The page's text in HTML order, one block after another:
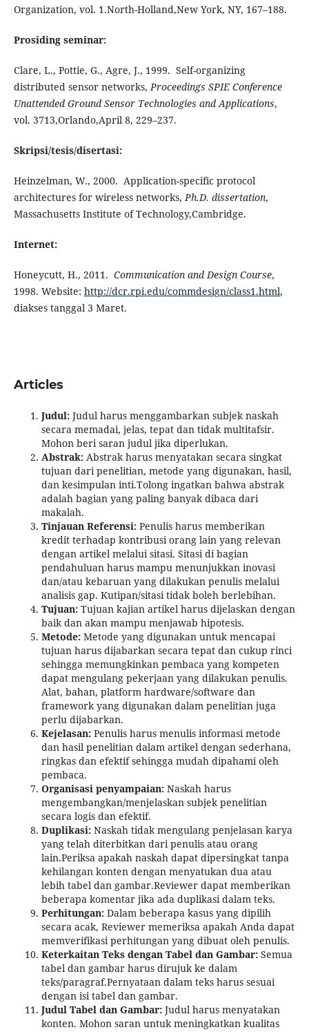
Organization, vol. 1.North-Holland,New York, NY, 167–188.
Prosiding seminar:
Clare, L., Pottie, G., Agre, J., 1999. Self-organizing
distributed sensor networks, Proceedings SPIE Conference
Unattended Ground Sensor Technologies and Applications,
vol. 3713,Orlando,April 8, 229–237.
Skripsi/tesis/disertasi:
Heinzelman, W., 2000. Application-specific protocol
architectures for wireless networks,Ph.D. dissertation,
Massachusetts Institute of Technology,Cambridge.
Internet:
Honeycutt, H., 2011. Communication and Design Course,
1998. Website: http://dcr.rpi.edu/commdesign/class1.html,
diakses tanggal 3 Maret.
Articles
Judul:Judul harus menggambarkan subjek naskah
secara memadai, jelas, tepat dan tidak multitafsir.
Mohon beri saran judul jika diperlukan.
Abstrak:Abstrak harus menyatakan secara singkat
tujuan dari penelitian, metode yang digunakan, hasil,
dan kesimpulan inti.Tolong ingatkan bahwa abstrak
adalah bagian yang paling banyak dibaca dari
makalah.
Tinjauan Referensi:Penulis harus memberikan
kredit terhadap kontribusi orang lain yang relevan
dengan artikel melalui sitasi. Sitasi di bagian
pendahuluan harus mampu menunjukkan inovasi
dan/atau kebaruan yang dilakukan penulis melalui
analisis gap. Kutipan/sitasi tidak boleh berlebihan.
Tujuan:Tujuan kajian artikel harus dijelaskan dengan
baik dan akan mampu menjawab hipotesis.
Metode:Metode yang digunakan untuk mencapai
tujuan harus dijabarkan secara tepat dan cukup rinci
sehingga memungkinkan pembaca yang kompeten
dapat mengulang pekerjaan yang dilakukan penulis.
Alat, bahan, platform hardware/software dan
framework yang digunakan dalam penelitian juga
perlu dijabarkan.
Kejelasan:Penulis harus menulis informasi metode
dan hasil penelitian dalam artikel dengan sederhana,
ringkas dan efektif sehingga mudah dipahami oleh
pembaca.
Organisasi penyampaian:Naskah harus
mengembangkan/menjelaskan subjek penelitian
secara logis dan efektif.
Duplikasi:Naskah tidak mengulang penjelasan karya
yang telah diterbitkan dari penulis atau orang
lain.Periksa apakah naskah dapat dipersingkat tanpa
kehilangan konten dengan menyatukan dua atau
lebih tabel dan gambar.Reviewer dapat memberikan
beberapa komentar jika ada duplikasi dalam teks.
Perhitungan:Dalam beberapa kasus yang dipilih
secara acak, Reviewer memeriksa apakah Anda dapat
memverifikasi perhitungan yang dibuat oleh penulis.
Keterkaitan Teks dengan Tabel dan Gambar:Semua
tabel dan gambar harus dirujuk ke dalam
teks/paragraf.Pernyataan dalam teks harus sesuai
dengan isi tabel dan gambar.
Judul Tabel dan Gambar:Judul harus menyatakan
konten. Mohon saran untuk meningkatkan kualitas